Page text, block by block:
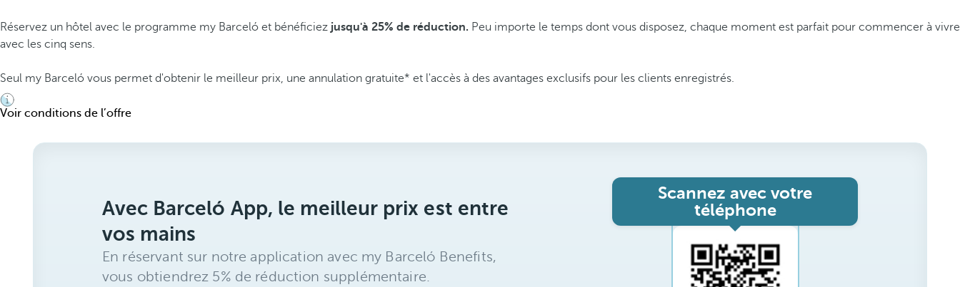
Réservez un hôtel avec le programme my Barceló et bénéficiez jusqu'à 25% de réduction. Peu importe le temps dont vous disposez, chaque moment est parfait pour commencer à vivre
avec les cinq sens.
Seul my Barceló vous permet d'obtenir le meilleur prix, une annulation gratuite* et l'accès à des avantages exclusifs pour les clients enregistrés.
Voir conditions de l’offre
Avec Barceló App, le meilleur prix est entre
vos mains
En réservant sur notre application avec my Barceló Benefits,
vous obtiendrez 5% de réduction supplémentaire.
Scannez avec votre
téléphone